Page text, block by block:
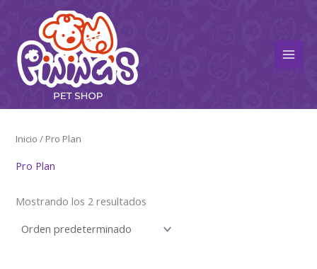
contenido
Inicio / Pro Plan
Pro Plan
Mostrando los 2 resultados